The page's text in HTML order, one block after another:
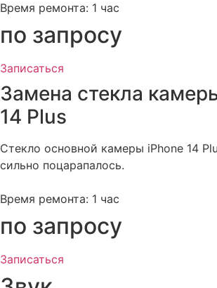
Время ремонта: 1 час
по запросу
Записаться
Замена стекла
14 Plus​
Стекло основной камеры iPhone 14
сильно поцарапалось.
Время ремонта: 1 час
по запросу
Записаться